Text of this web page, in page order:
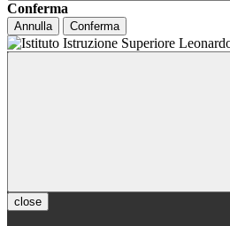
Conferma
Annulla Conferma
close